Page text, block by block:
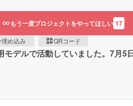
もう一度プロジェクトをやってほしい 17
埋め込み QRコード
デルで活動していました。7月